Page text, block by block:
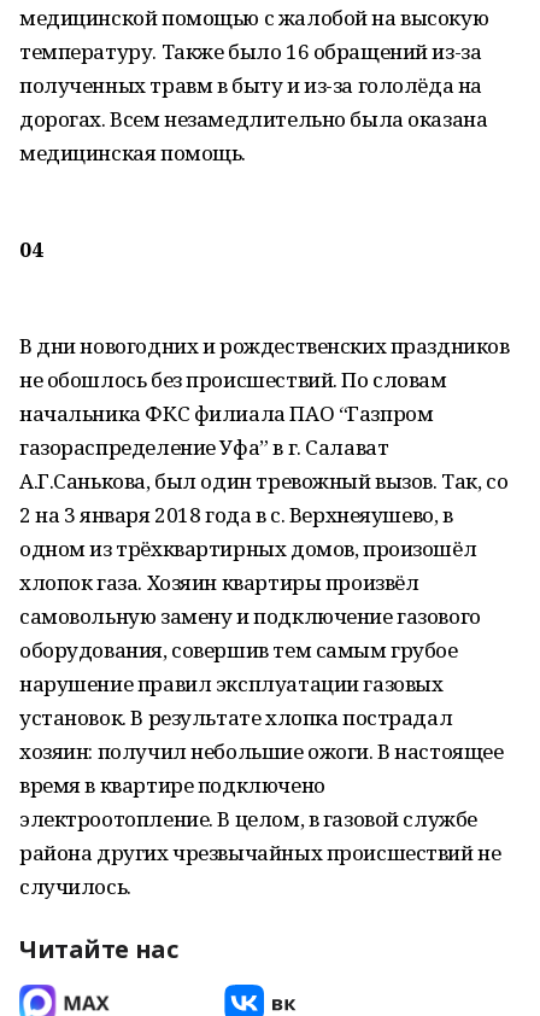
медицинской помощью с жалобой на высокую
температуру. Также было 16 обращений из-за
полученных травм в быту и из-за гололёда на
дорогах. Всем незамедлительно была оказана
медицинская помощь.
04
В дни новогодних и рождественских праздников
не обошлось без происшествий. По словам
начальника ФКС филиала ПАО “Газпром
газораспределение Уфа” в г. Салават
А.Г.Санькова, был один тревожный вызов. Так, со
2 на 3 января 2018 года в с. Верхнеяушево, в
одном из трёхквартирных домов, произошёл
хлопок газа. Хозяин квартиры произвёл
самовольную замену и подключение газового
оборудования, совершив тем самым грубое
нарушение правил эксплуатации газовых
установок. В результате хлопка пострадал
хозяин: получил небольшие ожоги. В настоящее
время в квартире подключено
электроотопление. В целом, в газовой службе
района других чрезвычайных происшествий не
случилось.
Читайте нас